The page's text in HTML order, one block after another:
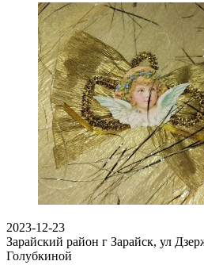
2023-12-23
Зарайский район г Зарайск, ул
Голубкиной